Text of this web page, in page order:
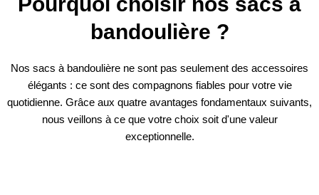
bandoulière ?
Nos sacs à bandoulière ne sont pas seulement des accessoires
élégants : ce sont des compagnons fiables pour votre vie
quotidienne. Grâce aux quatre avantages fondamentaux suivants,
nous veillons à ce que votre choix soit d'une valeur
exceptionnelle.